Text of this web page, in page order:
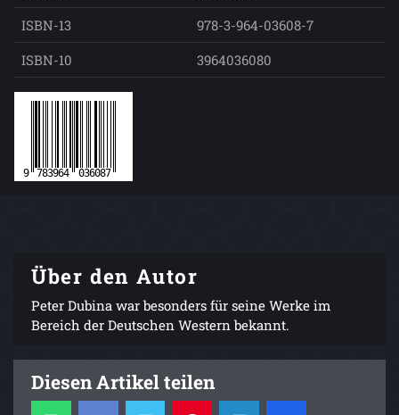
ISBN-13
978-3-964-03608-7
ISBN-10
3964036080
Über den Autor
Peter Dubina war besonders für seine Werke im
Bereich der Deutschen Western bekannt.
Diesen Artikel teilen